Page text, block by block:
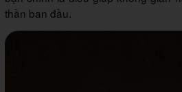
thần ban đầu.